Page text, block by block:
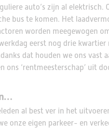
auto’s zijn al
bus te komen. Het
worden meegewogen
eerst nog drie
dat houden we ons vast
ons ‘rentmeesterschap’ uit
al best ver in het
onze eigen parkeer- en